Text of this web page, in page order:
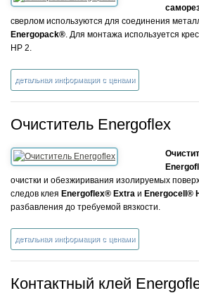
сверлом используются для соединения
Energopack®. Для монтажа используется
НР 2.
детальная информация с ценами
Очиститель Energoflex
очистки и обезжиривания изолируемых
следов клея Energoflex® Extra и Energoсell®
разбавления до требуемой вязкости.
детальная информация с ценами
Контактный клей